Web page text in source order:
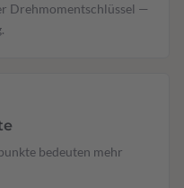
Drehmomentschlüssel —
bedeuten mehr